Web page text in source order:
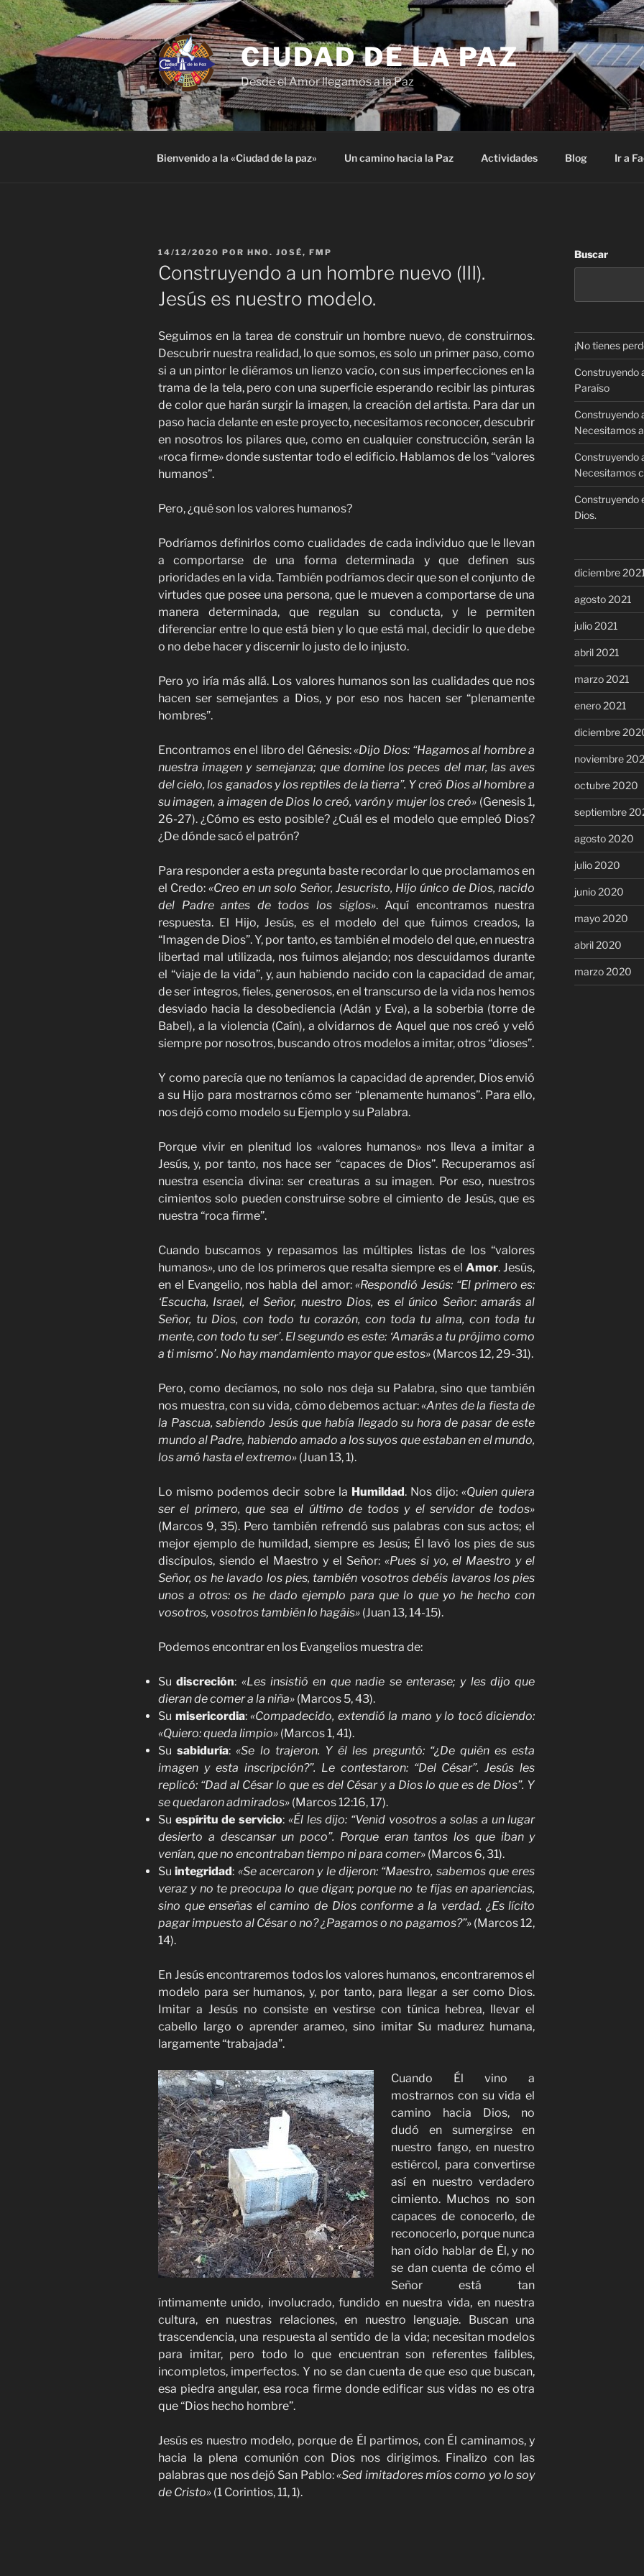
Saltar
al
contenido
CIUDAD DE LA PAZ
Desde el Amor llegamos a la Paz
Bienvenido a la «Ciudad de la paz» Un camino hacia la Paz Actividades Blog Ir a
PUBLICADO
EL
14/12/2020 POR HNO. JOSÉ, FMP
Construyendo a un hombre nuevo (III).
Jesús es nuestro modelo.
Seguimos en la tarea de construir un hombre nuevo, de construirnos.
Descubrir nuestra realidad, lo que somos, es solo un primer paso, como
si a un pintor le diéramos un lienzo vacío, con sus imperfecciones en la
trama de la tela, pero con una superficie esperando recibir las pinturas
de color que harán surgir la imagen, la creación del artista. Para dar un
paso hacia delante en este proyecto, necesitamos reconocer, descubrir
en nosotros los pilares que, como en cualquier construcción, serán la
«roca firme» donde sustentar todo el edificio. Hablamos de los “valores
humanos”.
Pero, ¿qué son los valores humanos?
Podríamos definirlos como cualidades de cada individuo que le llevan
a comportarse de una forma determinada y que definen sus
prioridades en la vida. También podríamos decir que son el conjunto de
virtudes que posee una persona, que le mueven a comportarse de una
manera determinada, que regulan su conducta, y le permiten
diferenciar entre lo que está bien y lo que está mal, decidir lo que debe
o no debe hacer y discernir lo justo de lo injusto.
Pero yo iría más allá. Los valores humanos son las cualidades que nos
hacen ser semejantes a Dios, y por eso nos hacen ser “plenamente
hombres”.
Encontramos en el libro del Génesis:«Dijo Dios: “Hagamos al hombre a
nuestra imagen y semejanza; que domine los peces del mar, las aves
del cielo, los ganados y los reptiles de la tierra”. Y creó Dios al hombre a
su imagen, a imagen de Dios lo creó, varón y mujer los creó» (Genesis 1,
26-27). ¿Cómo es esto posible? ¿Cuál es el modelo que empleó Dios?
¿De dónde sacó el patrón?
Para responder a esta pregunta baste recordar lo que proclamamos en
el Credo:«Creo en un solo Señor, Jesucristo, Hijo único de Dios, nacido
del Padre antes de todos los siglos». Aquí encontramos nuestra
respuesta. El Hijo, Jesús, es el modelo del que fuimos creados, la
“Imagen de Dios”. Y, por tanto, es también el modelo del que, en nuestra
libertad mal utilizada, nos fuimos alejando; nos descuidamos durante
el “viaje de la vida”, y, aun habiendo nacido con la capacidad de amar,
de ser íntegros, fieles, generosos, en el transcurso de la vida nos hemos
desviado hacia la desobediencia (Adán y Eva), a la soberbia (torre de
Babel), a la violencia (Caín), a olvidarnos de Aquel que nos creó y veló
siempre por nosotros, buscando otros modelos a imitar, otros “dioses”.
Y como parecía que no teníamos la capacidad de aprender, Dios envió
a su Hijo para mostrarnos cómo ser “plenamente humanos”. Para ello,
nos dejó como modelo su Ejemplo y su Palabra.
Porque vivir en plenitud los «valores humanos» nos lleva a imitar a
Jesús, y, por tanto, nos hace ser “capaces de Dios”. Recuperamos así
nuestra esencia divina: ser creaturas a su imagen. Por eso, nuestros
cimientos solo pueden construirse sobre el cimiento de Jesús, que es
nuestra “roca firme”.
Cuando buscamos y repasamos las múltiples listas de los “valores
humanos», uno de los primeros que resalta siempre es elAmor. Jesús,
en el Evangelio, nos habla del amor:«Respondió Jesús: “El primero es:
‘Escucha, Israel, el Señor, nuestro Dios, es el único Señor: amarás al
Señor, tu Dios, con todo tu corazón, con toda tu alma, con toda tu
mente, con todo tu ser’. El segundo es este: ‘Amarás a tu prójimo como
a ti mismo’. No hay mandamiento mayor que estos» (Marcos 12, 29-31).
Pero, como decíamos, no solo nos deja su Palabra, sino que también
nos muestra, con su vida, cómo debemos actuar:«Antes de la fiesta de
la Pascua, sabiendo Jesús que había llegado su hora de pasar de este
mundo al Padre, habiendo amado a los suyos que estaban en el mundo,
los amó hasta el extremo» (Juan 13, 1).
Lo mismo podemos decir sobre la Humildad. Nos dijo:«Quien quiera
ser el primero, que sea el último de todos y el servidor de todos»
(Marcos 9, 35). Pero también refrendó sus palabras con sus actos; el
mejor ejemplo de humildad, siempre es Jesús; Él lavó los pies de sus
discípulos, siendo el Maestro y el Señor: «Pues si yo, el Maestro y el
Señor, os he lavado los pies, también vosotros debéis lavaros los pies
unos a otros: os he dado ejemplo para que lo que yo he hecho con
vosotros, vosotros también lo hagáis» (Juan 13, 14-15).
Podemos encontrar en los Evangelios muestra de:
Sudiscreción: «Les insistió en que nadie se enterase; y les dijo que
dieran de comer a la niña» (Marcos 5, 43).
Su misericordia:«Compadecido, extendió la mano y lo tocó diciendo:
«Quiero: queda limpio» (Marcos 1, 41).
Susabiduría:«Se lo trajeron. Y él les preguntó: “¿De quién es esta
imagen y esta inscripción?”. Le contestaron: “Del César”. Jesús les
replicó: “Dad al César lo que es del César y a Dios lo que es de Dios”. Y
se quedaron admirados» (Marcos 12:16, 17).
Su espíritu de servicio: «Él les dijo: “Venid vosotros a solas a un lugar
desierto a descansar un poco”. Porque eran tantos los que iban y
venían, que no encontraban tiempo ni para comer» (Marcos 6, 31).
Suintegridad: «Se acercaron y le dijeron: “Maestro, sabemos que eres
veraz y no te preocupa lo que digan; porque no te fijas en apariencias,
sino que enseñas el camino de Dios conforme a la verdad. ¿Es lícito
pagar impuesto al César o no? ¿Pagamos o no pagamos?”» (Marcos 12,
14).
En Jesús encontraremos todos los valores humanos, encontraremos el
modelo para ser humanos, y, por tanto, para llegar a ser como Dios.
Imitar a Jesús no consiste en vestirse con túnica hebrea, llevar el
cabello largo o aprender arameo, sino imitar Su madurez humana,
largamente “trabajada”.
Cuando Él vino a
mostrarnos con su vida el
camino hacia Dios, no
dudó en sumergirse en
nuestro fango, en nuestro
estiércol, para convertirse
así en nuestro verdadero
cimiento. Muchos no son
capaces de conocerlo, de
reconocerlo, porque nunca
han oído hablar de Él, y no
se dan cuenta de cómo el
Señor está tan
íntimamente unido, involucrado, fundido en nuestra vida, en nuestra
cultura, en nuestras relaciones, en nuestro lenguaje. Buscan una
trascendencia, una respuesta al sentido de la vida; necesitan modelos
para imitar, pero todo lo que encuentran son referentes falibles,
incompletos, imperfectos. Y no se dan cuenta de que eso que buscan,
esa piedra angular, esa roca firme donde edificar sus vidas no es otra
que “Dios hecho hombre”.
Jesús es nuestro modelo, porque de Él partimos, con Él caminamos, y
hacia la plena comunión con Dios nos dirigimos. Finalizo con las
palabras que nos dejó San Pablo:«Sed imitadores míos como yo lo soy
de Cristo» (1 Corintios, 11, 1).
Buscar
¡No tienes
Construyendo
Paraíso
Construyendo
Necesitamos
Construyendo
Necesitamos
Construyendo
Dios.
diciembre 2021
agosto 2021
julio 2021
abril 2021
marzo 2021
enero 2021
diciembre
noviembre
octubre 2020
septiembre
agosto 2020
julio 2020
junio 2020
mayo 2020
abril 2020
marzo 2020